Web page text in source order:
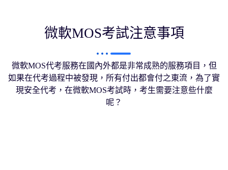
微軟MOS考試注意事項
微軟MOS代考服務在國內外都是非常成熟的服務項目，但
如果在代考過程中被發現，所有付出都會付之東流，為了實
現安全代考，在微軟MOS考試時，考生需要注意些什麼
呢？